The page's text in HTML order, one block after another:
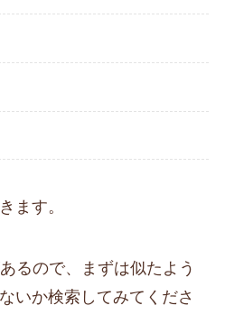
ます。
るので、まずは似たよう
いか検索してみてくださ